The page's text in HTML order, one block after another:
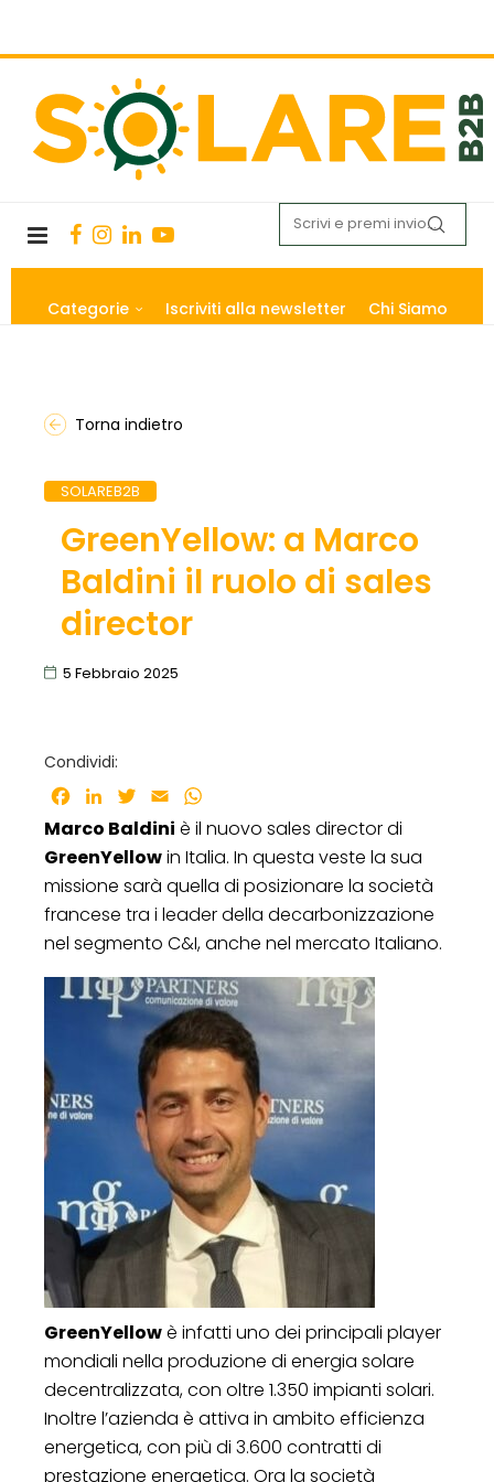
Categorie Iscriviti alla newsletter Chi Siamo
Torna indietro
SOLAREB2B
GreenYellow: a Marco
Baldini il ruolo di sales
director
5 Febbraio 2025
Condividi:
Facebook
LinkedInTwitter
Email
Marco Baldini è il nuovo sales director di
GreenYellowin Italia. In questa veste la sua
missione sarà quella di posizionare la società
francese tra i leader della decarbonizzazione
nel segmento C&I, anche nel mercato Italiano.
GreenYellowè infatti uno dei principali player
mondiali nella produzione di energia solare
decentralizzata, con oltre 1.350 impianti solari.
Inoltre l’azienda è attiva in ambito efficienza
energetica, con più di 3.600 contratti di
prestazione energetica. Ora la società